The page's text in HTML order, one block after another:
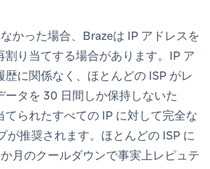
かった場合、Brazeは IP アドレスを
割り当てする場合があります。IP ア
歴に関係なく、ほとんどの ISP がレ
ータを 30 日間しか保持しないた
てられたすべての IP に対して完全な
が推奨されます。ほとんどの ISP に
月のクールダウンで事実上レピュテ